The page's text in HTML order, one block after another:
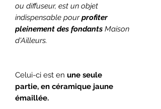
ou diffuseur, est un objet
indispensable pourprofiter
pleinement des fondants Maison
d'Ailleurs.
Celui-ci est en une seule
partie, en céramique jaune
émaillée.